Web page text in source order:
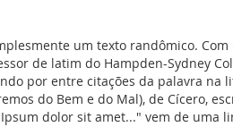
um texto randômico.
de latim do Hampden-Sydney
por entre citações da palavra
do Bem e do Mal), de Cícero,
dolor sit amet..." vem de uma